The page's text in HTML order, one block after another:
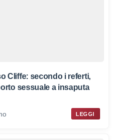
Cliffe: secondo i referti,
sessuale a insaputa
LEGGI